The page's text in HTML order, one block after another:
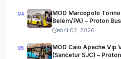
MOD Marcopolo
Belém/PA) – Proton
abril 02, 2026
MOD Caio Apache Vip
(Sancetur SJC) –